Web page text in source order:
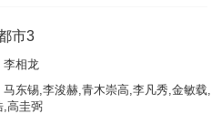
市3
李相龙
马东锡,李浚赫,青木崇高,李凡秀,金敏载,
,高圭弼